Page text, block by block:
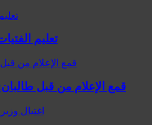
تعليم
قمع الإعلام من قبل